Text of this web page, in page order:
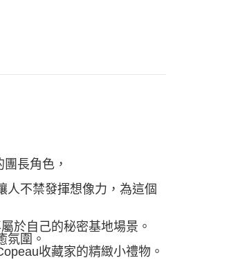
長角色，
人不禁發揮想像力，為這個
於自己的秘密基地場景。
氛圍。
收藏家的精緻小禮物。